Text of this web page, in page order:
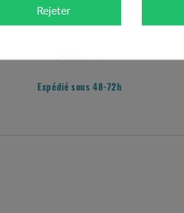
POMPE IMMERGÉE DIVERTRON
590.44 €
Expédié sous 48-72h
Rejeter